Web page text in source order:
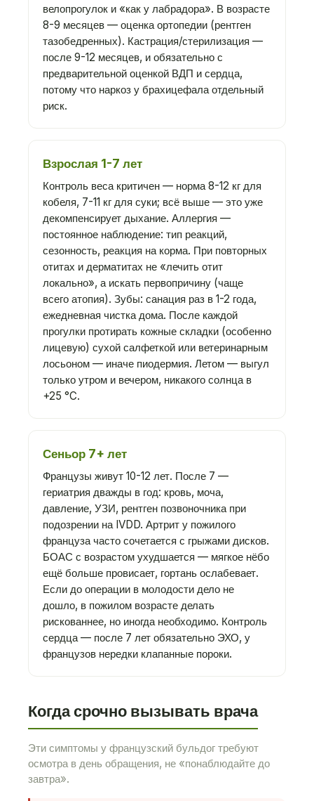
велопрогулок и «как у лабрадора». В возрасте
8-9 месяцев — оценка ортопедии (рентген
тазобедренных). Кастрация/стерилизация —
после 9-12 месяцев, и обязательно с
предварительной оценкой ВДП и сердца,
потому что наркоз у брахицефала отдельный
риск.
Взрослая 1-7 лет
Контроль веса критичен — норма 8-12 кг для
кобеля, 7-11 кг для суки; всё выше — это уже
декомпенсирует дыхание. Аллергия —
постоянное наблюдение: тип реакций,
сезонность, реакция на корма. При повторных
отитах и дерматитах не «лечить отит
локально», а искать первопричину (чаще
всего атопия). Зубы: санация раз в 1-2 года,
ежедневная чистка дома. После каждой
прогулки протирать кожные складки (особенно
лицевую) сухой салфеткой или ветеринарным
лосьоном — иначе пиодермия. Летом — выгул
только утром и вечером, никакого солнца в
+25 °C.
Сеньор 7+ лет
Французы живут 10-12 лет. После 7 —
гериатрия дважды в год: кровь, моча,
давление, УЗИ, рентген позвоночника при
подозрении на IVDD. Артрит у пожилого
француза часто сочетается с грыжами дисков.
БОАС с возрастом ухудшается — мягкое нёбо
ещё больше провисает, гортань ослабевает.
Если до операции в молодости дело не
дошло, в пожилом возрасте делать
рискованнее, но иногда необходимо. Контроль
сердца — после 7 лет обязательно ЭХО, у
французов нередки клапанные пороки.
Когда срочно вызывать врача
Эти симптомы у французский бульдог требуют
осмотра в день обращения, не «понаблюдайте до
завтра».